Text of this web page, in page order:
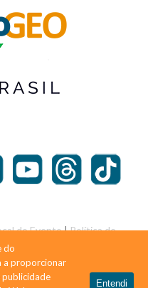
do Evento|Política de
do
a proporcionar
publicidade
Entendi